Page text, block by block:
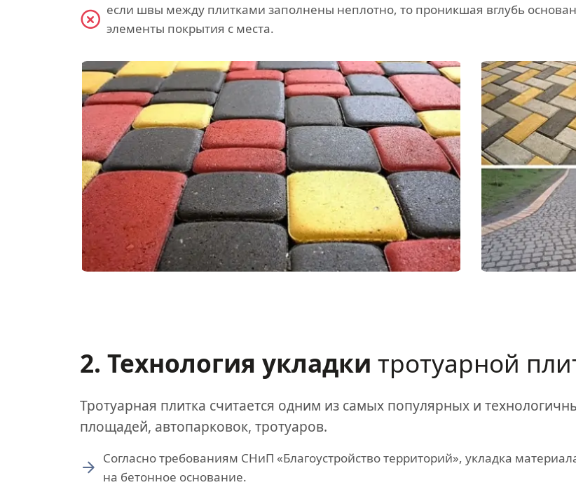
если швы между плитками заполнены неплотно, то проникшая вглубь
элементы покрытия с места.
2. Технология укладки тротуарной
Тротуарная плитка считается одним из самых популярных и
площадей, автопарковок, тротуаров.
Согласно требованиям СНиП «Благоустройство территорий», укладка
на бетонное основание.